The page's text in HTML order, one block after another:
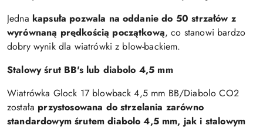
Jedna kapsuła pozwala na oddanie do 50 strzałów z
wyrównaną prędkością początkową, co stanowi bardzo
dobry wynik dla wiatrówki z blow-backiem.
Stalowy śrut BB's lub diabolo 4,5 mm
Wiatrówka Glock 17 blowback 4,5 mm BB/Diabolo CO2
została przystosowana do strzelania zarówno
standardowym śrutem diabolo 4,5 mm, jak i stalowym